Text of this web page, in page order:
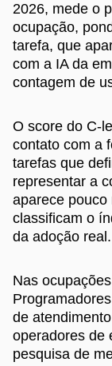
2026, mede o
ocupação,
tarefa, que
com a IA da
contagem de
O score do C-
contato com a
tarefas que
representar a
aparece pouco
classificam o
da adoção real.
Nas
de
operadores de
pesquisa de